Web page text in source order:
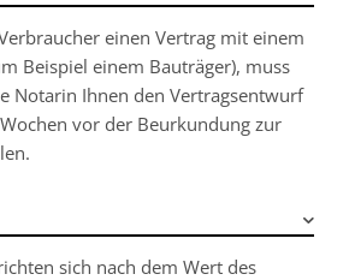
einen Vertrag mit einem
Beispiel einem Bauträger), muss
Notarin Ihnen den Vertragsentwurf
vor der Beurkundung zur
sich nach dem Wert des